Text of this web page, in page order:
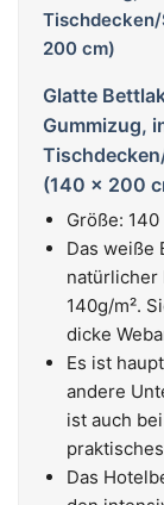
Glatte
Gummizug,
(140 x 200
Größe:
Das weiße
natürlicher
140g/m².
dicke
Es ist
andere
ist auch
Das